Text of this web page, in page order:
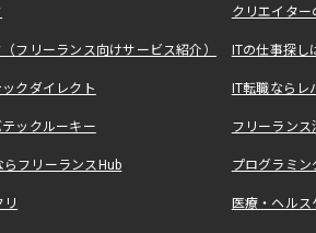
クリエイタ
フリーランス向けサービス紹介） ITの仕事探
クダイレクト IT転職なら
ックルーキー フリーラン
フリーランスHub プログラミ
医療・ヘル